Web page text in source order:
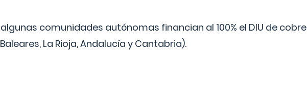
comunidades autónomas financian al 100% el DIU de cobre
La Rioja, Andalucía y Cantabria).